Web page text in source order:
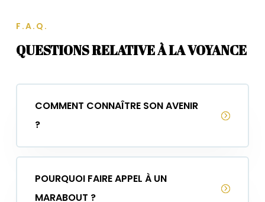
F.A.Q.
QUESTIONS RELATIVE À LA VOYANCE
COMMENT CONNAÎTRE SON AVENIR
?
POURQUOI FAIRE APPEL À UN
MARABOUT ?